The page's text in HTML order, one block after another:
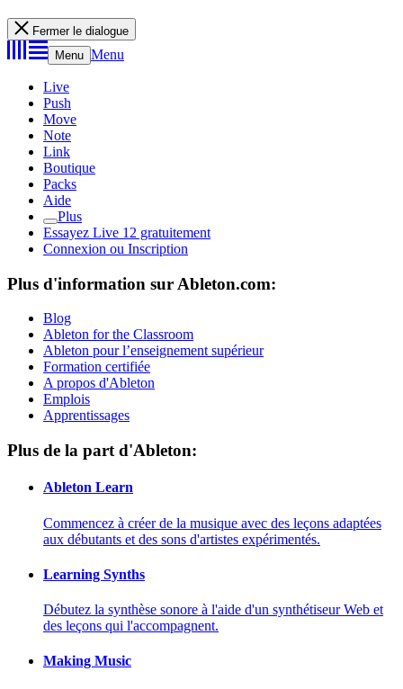
Fermer le dialogue
Menu Menu
Live
Push
Move
Note
Link
Boutique
Packs
Aide
Plus
Essayez Live 12 gratuitement
Connexion ou Inscription
Plus d'information sur Ableton.com:
Blog
Ableton for the Classroom
Ableton pour l’enseignement supérieur
Formation certifiée
A propos d'Ableton
Emplois
Apprentissages
Plus de la part d'Ableton:
Ableton Learn
Commencez à créer de la musique avec des leçons adaptées
aux débutants et des sons d'artistes expérimentés.
Learning Synths
Débutez la synthèse sonore à l'aide d'un synthétiseur Web et
des leçons qui l'accompagnent.
Making Music